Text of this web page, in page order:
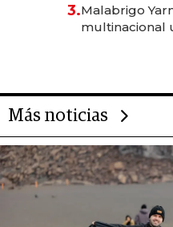
anticipación y
3.Malabrigo
multinacional
Más noticias